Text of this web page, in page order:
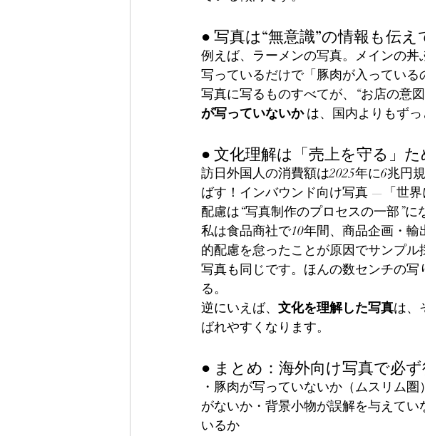
● 写真は“無意識”の情報も伝え
例えば、ラーメンの写真。メインの
写っているだけで「豚肉が入っている
写真に写るものすべてが、“お店の意
が写っていないか は、国内よりもずっ
● 文化理解は「売上を守る」
訪日外国人の消費額は2025年に6兆円
ばす！インバウンド向け写真 —「世
配慮は“写真制作のプロセスの一部”に
私は食品商社で10年間、商品企画・
的配慮を怠ったことが原因でサンプル
写真も同じです。ほんの数センチの
る。
逆にいえば、 文化を理解した写真は、
ばれやすくなります。
● まとめ：海外向け写真で必
・豚肉が写っていないか（ムスリム
がないか・背景小物が誤解を与えて
いるか